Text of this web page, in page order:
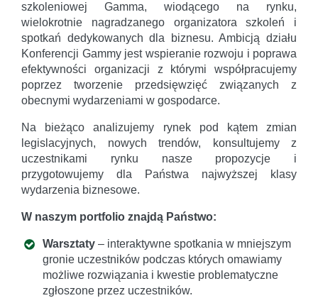
szkoleniowej Gamma, wiodącego na rynku,
wielokrotnie nagradzanego organizatora szkoleń i
spotkań dedykowanych dla biznesu. Ambicją działu
Konferencji Gammy jest wspieranie rozwoju i poprawa
efektywności organizacji z którymi współpracujemy
poprzez tworzenie przedsięwzięć związanych z
obecnymi wydarzeniami w gospodarce.
Na bieżąco analizujemy rynek pod kątem zmian
legislacyjnych, nowych trendów, konsultujemy z
uczestnikami rynku nasze propozycje i
przygotowujemy dla Państwa najwyższej klasy
wydarzenia biznesowe.
W naszym portfolio znajdą Państwo:
Warsztaty – interaktywne spotkania w mniejszym
gronie uczestników podczas których omawiamy
możliwe rozwiązania i kwestie problematyczne
zgłoszone przez uczestników.